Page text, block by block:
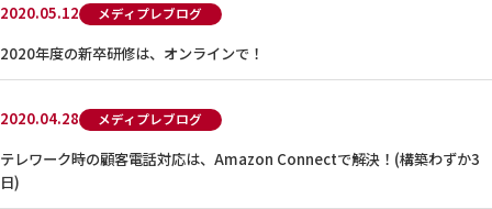
2020.05.12 メディプレブログ
2020年度の新卒研修は、オンラインで！
2020.04.28 メディプレブログ
テレワーク時の顧客電話対応は、Amazon Connectで解決！(構築わずか3
日)